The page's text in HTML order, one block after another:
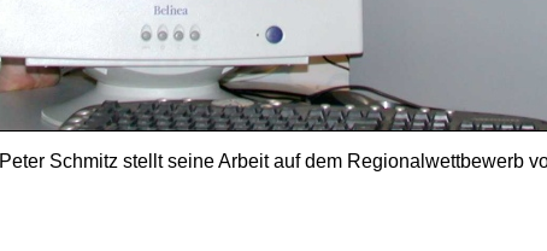
Peter Schmitz stellt seine Arbeit auf dem Regionalwettbewerb